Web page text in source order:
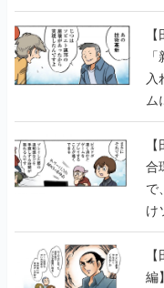
【
入
ム
の
合
で
け
に
編